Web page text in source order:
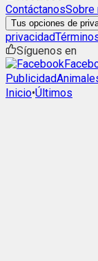
ContáctanosSobre
Tus opciones de
privacidad
Síguenos en
Publicidad
Inicio•Últimos